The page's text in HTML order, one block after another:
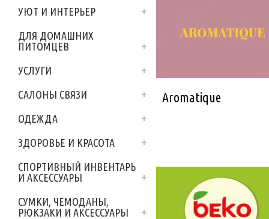
УЮТ И ИНТЕРЬЕР
ДЛЯ ДОМАШНИХ
ПИТОМЦЕВ
УСЛУГИ
САЛОНЫ СВЯЗИ
ОДЕЖДА
ЗДОРОВЬЕ И КРАСОТА
СПОРТИВНЫЙ ИНВЕНТАРЬ
И АКСЕССУАРЫ
СУМКИ, ЧЕМОДАНЫ,
РЮКЗАКИ И АКСЕССУАРЫ
Aromatique